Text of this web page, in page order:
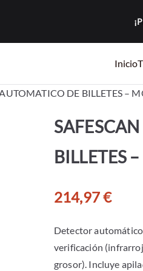
Inicio
DE BILLETES –
BILLETES
214,97€
Detector automático
verificación
grosor). Incluye